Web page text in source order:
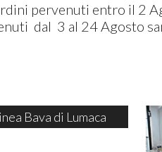
pervenuti entro il 2
dal 3 al 24 Agosto
Bava di Lumaca